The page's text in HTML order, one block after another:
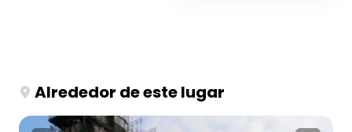
Alrededor de este lugar